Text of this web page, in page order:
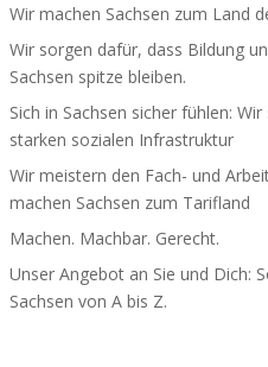
Wir machen Sachsen zum Land
Wir sorgen dafür, dass Bildung
Sachsen spitze bleiben.
Sich in Sachsen sicher fühlen:
starken sozialen Infra­struktur
Wir meistern den Fach- und
machen Sachsen zum Tarifland
Machen. Machbar. Gerecht.
Unser Angebot an Sie und Dich:
Sachsen von A bis Z.